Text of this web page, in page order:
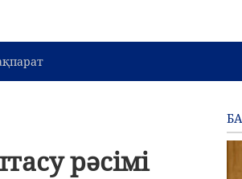
рәсімі